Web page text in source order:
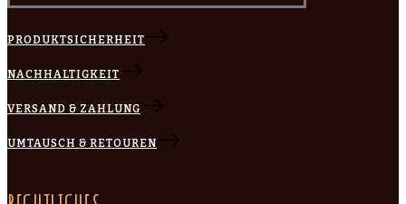
PRODUKTSICHERHEIT
NACHHALTIGKEIT
VERSAND & ZAHLUNG
UMTAUSCH & RETOUREN